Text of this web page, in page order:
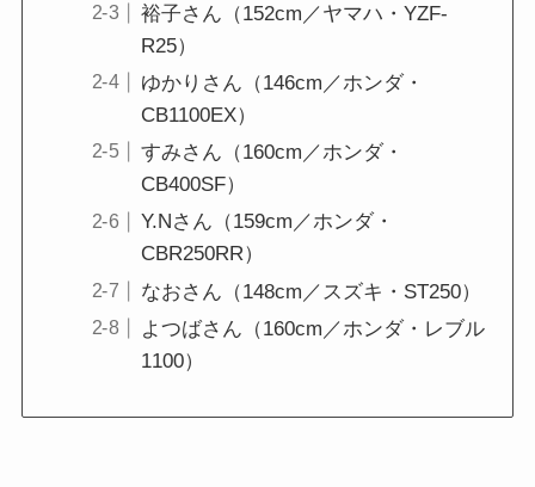
裕子さん（152cm／ヤマハ・YZF-
R25）
ゆかりさん（146cm／ホンダ・
CB1100EX）
すみさん（160cm／ホンダ・
CB400SF）
Y.Nさん（159cm／ホンダ・
CBR250RR）
なおさん（148cm／スズキ・ST250）
よつばさん（160cm／ホンダ・レブル
1100）